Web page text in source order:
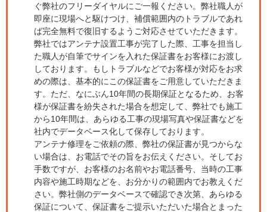
ぐ弊社のフリーダイヤルにご一報ください。弊社職人が
即座に現場へと駆けつけ、補償範囲内のトラブルであれ
ば完全無料で復旧するようご対応させていただきます。
弊社ではアンテナ設置工事が完了した際、工事を担当し
た職人が自筆でサインを入れた保証書をお客様にお渡し
しております。もしトラブルなどでお客様が対応をお求
めの際は、基本的にこの保証書をご用意していただきま
す。ただ、なにぶん10年間の長期保証となるため、お客
様が保証書を紛失された場合を想定して、弊社でも施工
から10年間は、あらゆる工事の現場写真や保証書などを
社内でデータベース化して保存しております。
アンテナ修理をご依頼の際、弊社の保証書が見つからな
い場合は、お電話でその旨をお伝えください。そしてお
手数ですが、お客様のお名前やお電話番号、当時の工事
内容や施工時期などを、お分かりの範囲内でお教えくだ
さい。弊社側のデータベースで確認でき次第、あらゆる
保証について、保証書をご提示いただいた場合とまった